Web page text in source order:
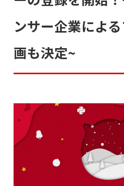
ンサー企業によ
画も決定~